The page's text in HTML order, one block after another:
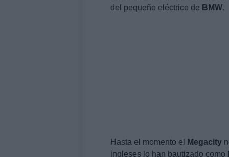
del pequeño eléctrico de BMW.
Hasta el momento el Megacity
ingleses lo han bautizado como